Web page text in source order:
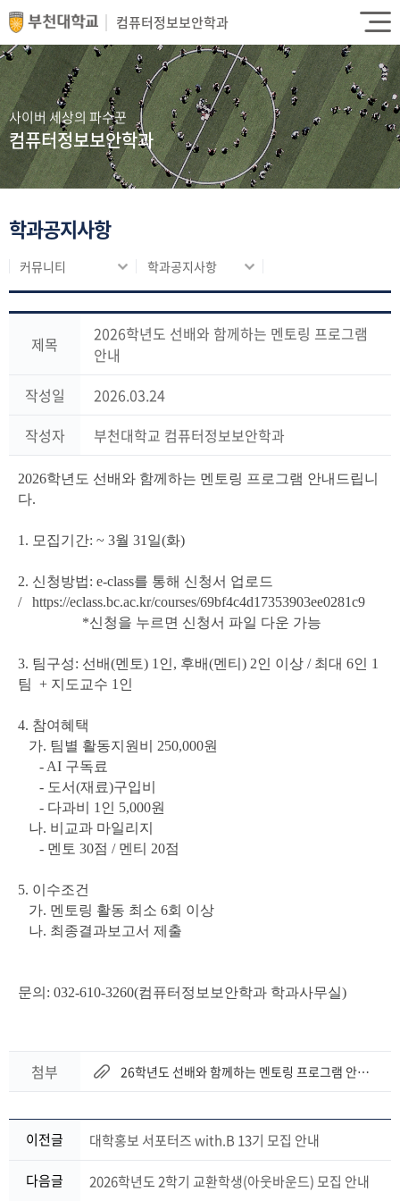
컴퓨터정보보안학과
사이버 세상의 파수꾼
컴퓨터정보보안학과
학과공지사항
커뮤니티 학과공지사항
제목
2026학년도 선배와 함께하는 멘토링 프로그램
안내
작성일
2026.03.24
작성자
부천대학교 컴퓨터정보보안학과
2026학년도 선배와 함께하는 멘토링 프로그램 안내드립니
다.
1. 모집기간: ~ 3월 31일(화)
2. 신청방법: e-class를 통해 신청서 업로드
/
https://eclass.bc.ac.kr/courses/69bf4c4d17353903ee0281c9
*신청을 누르면 신청서 파일 다운 가능
3. 팀구성: 선배(멘토) 1인, 후배(멘티) 2인 이상 / 최대 6인 1
팀 + 지도교수 1인
4. 참여혜택
가. 팀별 활동지원비 250,000원
- AI 구독료
- 도서(재료)구입비
- 다과비 1인 5,000원
나. 비교과 마일리지
- 멘토 30점 / 멘티 20점
5. 이수조건
가. 멘토링 활동 최소 6회 이상
나. 최종결과보고서 제출
문의: 032-610-3260(컴퓨터정보보안학과 학과사무실)
첨부 26학년도 선배와 함께하는 멘토링 프로그램 안내 포스터.png
이전글 대학홍보 서포터즈 with.B 13기 모집 안내
다음글 2026학년도 2학기 교환학생(아웃바운드) 모집 안내